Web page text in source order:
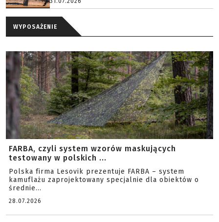
WYPOSAŻENIE
FARBA, czyli system wzorów maskujących
testowany w polskich ...
Polska firma Lesovik prezentuje FARBA – system
kamuflażu zaprojektowany specjalnie dla obiektów o
średnie...
28.07.2026